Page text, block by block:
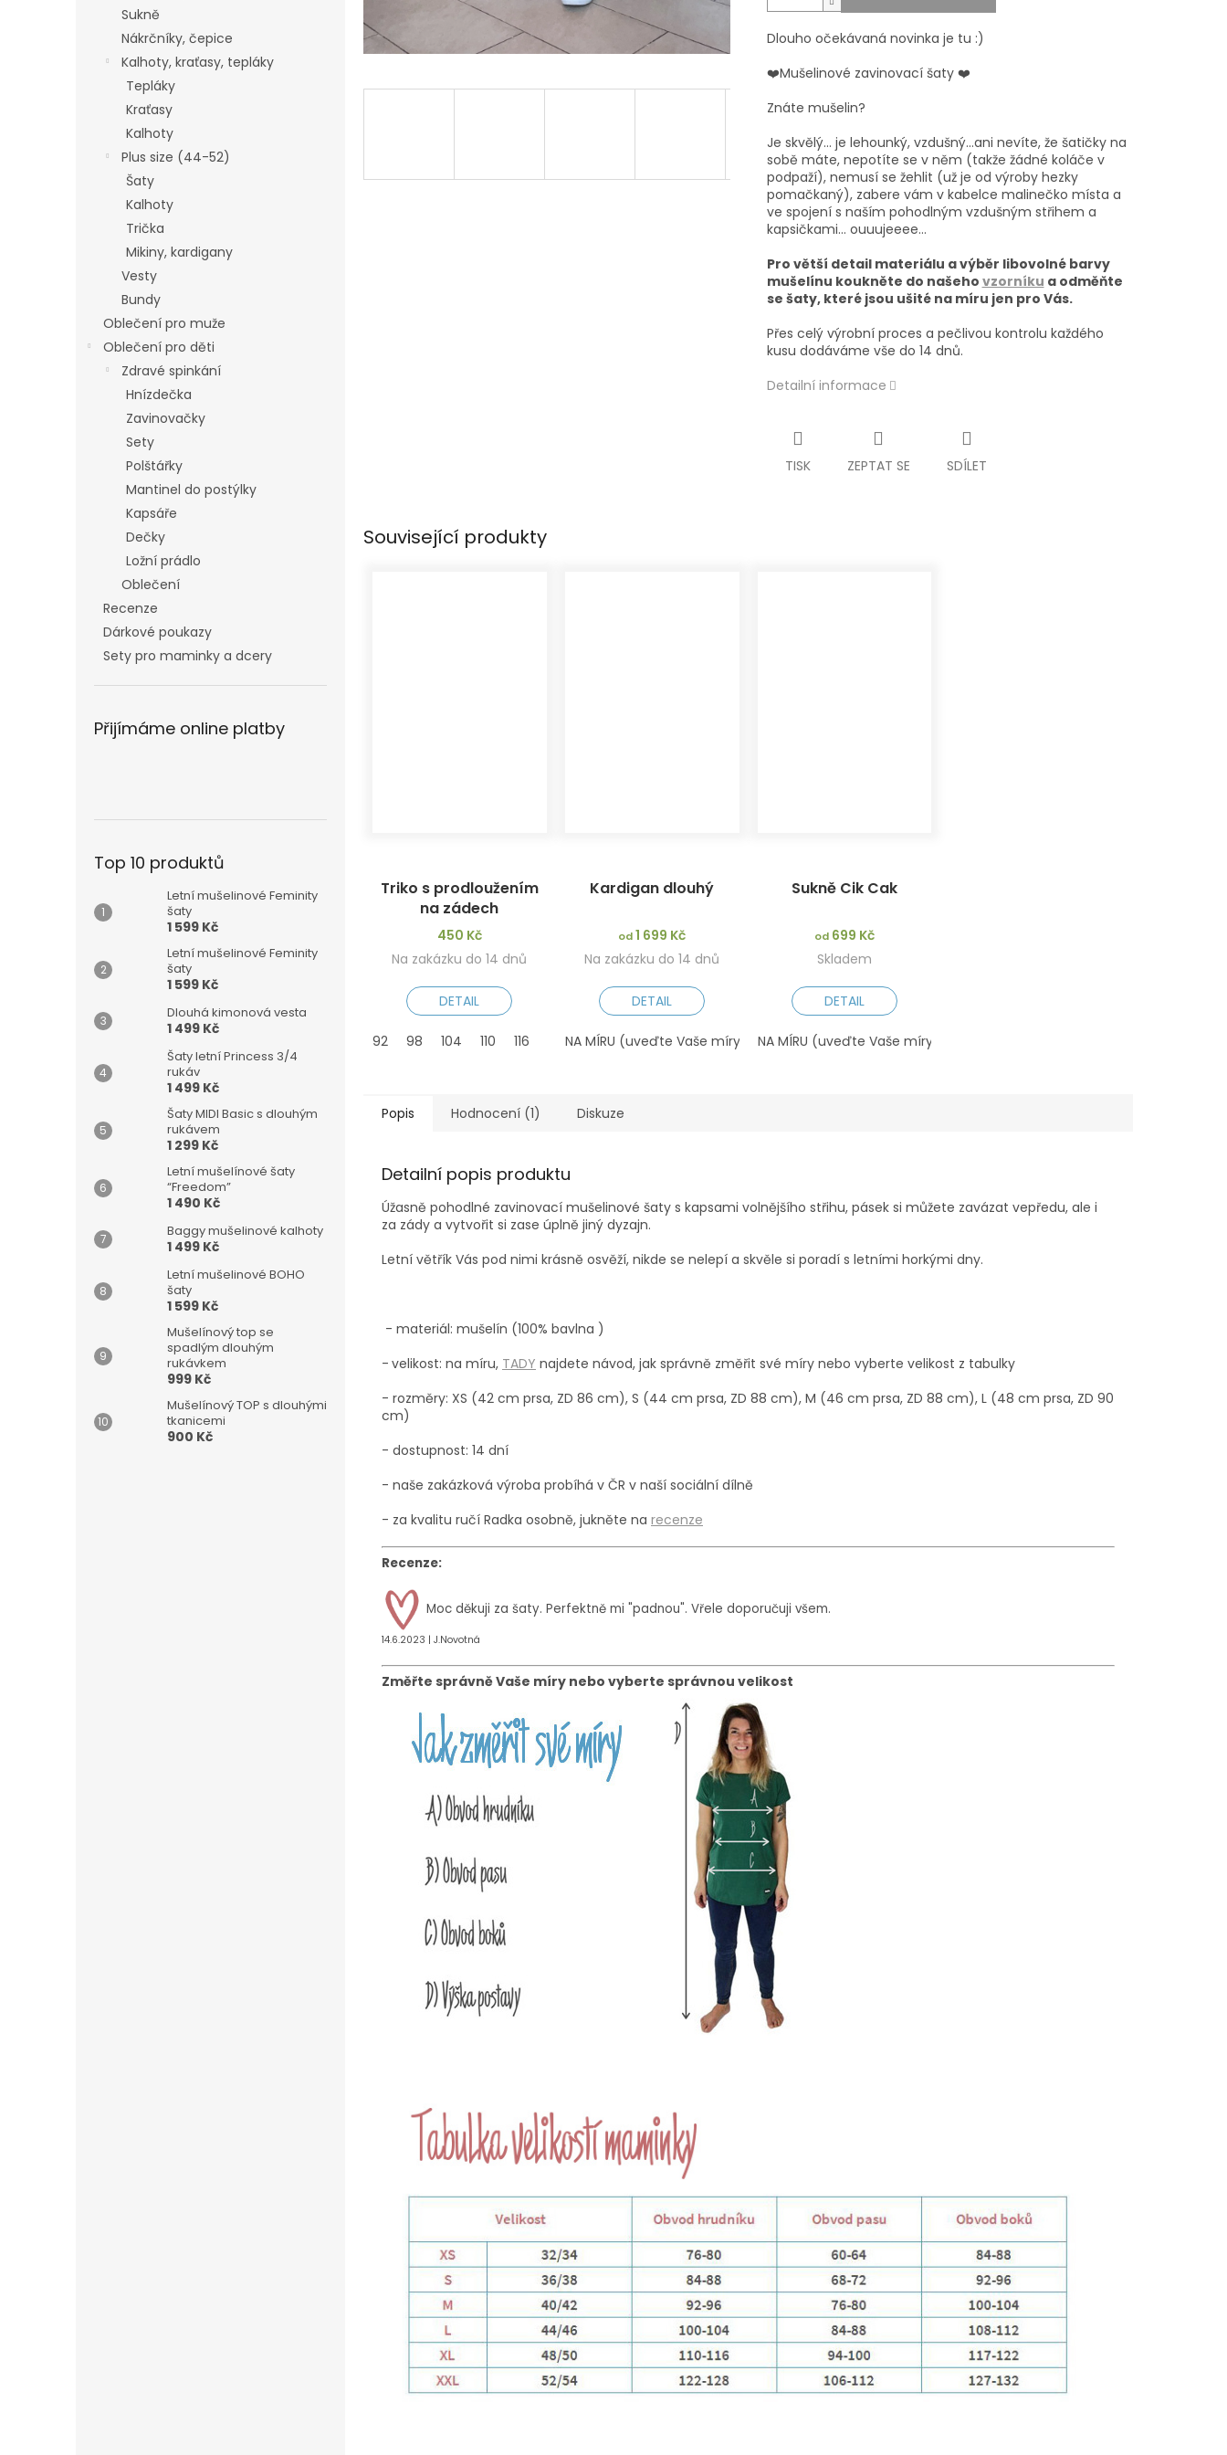
Sukně
Nákrčníky, čepice
Kalhoty, kraťasy, tepláky
Tepláky
Kraťasy
Kalhoty
Plus size (44-52)
Šaty
Kalhoty
Trička
Mikiny, kardigany
Vesty
Bundy
Oblečení pro muže
Oblečení pro děti
Zdravé spinkání
Hnízdečka
Zavinovačky
Sety
Polštářky
Mantinel do postýlky
Kapsáře
Dečky
Ložní prádlo
Oblečení
Recenze
Dárkové poukazy
Sety pro maminky a dcery
Přijímáme online platby
Top 10 produktů
Letní mušelinové Feminity
šaty
1 599 Kč
Letní mušelinové Feminity
šaty
1 599 Kč
Dlouhá kimonová vesta
1 499 Kč
Šaty letní Princess 3/4
rukáv
1 499 Kč
Šaty MIDI Basic s dlouhým
rukávem
1 299 Kč
Letní mušelínové šaty
“Freedom”
1 490 Kč
Baggy mušelinové kalhoty
1 499 Kč
Letní mušelinové BOHO
šaty
1 599 Kč
Mušelínový top se
spadlým dlouhým
rukávkem
999 Kč
Mušelínový TOP s dlouhými
tkanicemi
900 Kč
Dlouho očekávaná novinka je tu :)
❤️Mušelinové zavinovací šaty ❤️
Znáte mušelin?
Je skvělý… je lehounký, vzdušný...ani nevíte, že šatičky na
sobě máte, nepotíte se v něm (takže žádné koláče v
podpaží), nemusí se žehlit (už je od výroby hezky
pomačkaný), zabere vám v kabelce malinečko místa a
ve spojení s naším pohodlným vzdušným střihem a
kapsičkami… ouuujeeee…
Pro větší detail materiálu a výběr libovolné barvy
mušelínu koukněte do našeho vzorníku a odměňte
se šaty, které jsou ušité na míru jen pro Vás.
Přes celý výrobní proces a pečlivou kontrolu každého
kusu dodáváme vše do 14 dnů.
Detailní informace
TISK ZEPTAT SE SDÍLET
Související produkty
Triko s prodloužením
na zádech
450 Kč
Na zakázku do 14 dnů
DETAIL
92 98 104 110 116 122 128
Kardigan dlouhý
od1 699 Kč
Na zakázku do 14 dnů
DETAIL
NA MÍRU (uveďte Vaše míry do poznámky pro prodejce)
Sukně Cik Cak
od699 Kč
Skladem
DETAIL
NA MÍRU (uveďte Vaše míry do poznámky pro prodejce)
Popis Hodnocení (1) Diskuze
Detailní popis produktu
Úžasně pohodlné zavinovací mušelinové šaty s kapsami volnějšího střihu, pásek si můžete zavázat vepředu, ale i
za zády a vytvořit si zase úplně jiný dyzajn.
Letní větřík Vás pod nimi krásně osvěží, nikde se nelepí a skvěle si poradí s letními horkými dny.
- materiál: mušelín (100% bavlna )
- velikost: na míru, TADY najdete návod, jak správně změřit své míry nebo vyberte velikost z tabulky
- rozměry: XS (42 cm prsa, ZD 86 cm), S (44 cm prsa, ZD 88 cm), M (46 cm prsa, ZD 88 cm), L (48 cm prsa, ZD 90
cm)
- dostupnost: 14 dní
- naše zakázková výroba probíhá v ČR v naší sociální dílně
- za kvalitu ručí Radka osobně, jukněte na recenze
Recenze:
Moc děkuji za šaty. Perfektně mi "padnou". Vřele doporučuji všem.
14.6.2023 | J.Novotná
Změřte správně Vaše míry nebo vyberte správnou velikost